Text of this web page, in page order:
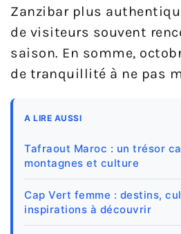
Zanzibar plus
de visiteurs souvent
saison. En somme,
de tranquillité à ne pas
A LIRE AUSSI
Tafraout Maroc : un trésor
montagnes et culture
Cap Vert femme : destins,
inspirations à découvrir